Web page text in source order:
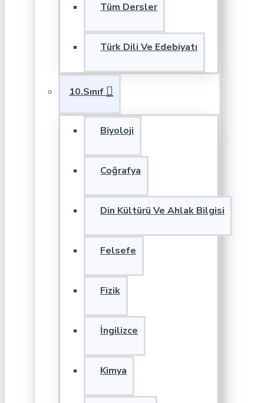
Tüm Dersler
Türk Dili Ve Edebiyatı
10.Sınıf
Biyoloji
Coğrafya
Din Kültürü Ve Ahlak Bilgisi
Felsefe
Fizik
İngilizce
Kimya